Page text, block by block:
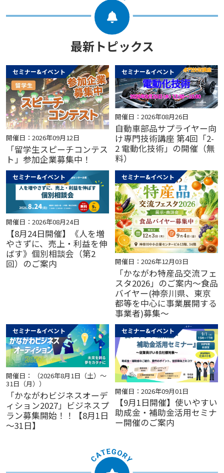
最新トピックス
セミナー&イベント
開催日：2026年09月12日
「留学生スピーチコンテス
ト」参加企業募集中！
セミナー&イベント
開催日：2026年08月26日
自動車部品サプライヤー向
け専門技術講座 第4回「2-
2 電動化技術」の開催（無
料）
セミナー&イベント
開催日：2026年08月24日
【8月24日開催】《人を増
やさずに、売上・利益を伸
ばす》個別相談会（第2
回）のご案内
セミナー&イベント
開催日：2026年12月03日
「かながわ特産品交流フェ
スタ2026」のご案内～食品
バイヤー(神奈川県、東京
都等を中心に事業展開する
事業者)募集～
セミナー&イベント
開催日： （2026年8月1日（土）～
31日（月））
「かながわビジネスオーデ
ィション2027」ビジネスプ
ラン募集開始！！【8月1日
～31日】
セミナー&イベント
開催日：2026年09月01日
【9月1日開催】使いやすい
助成金・補助金活用セミナ
ー開催のご案内